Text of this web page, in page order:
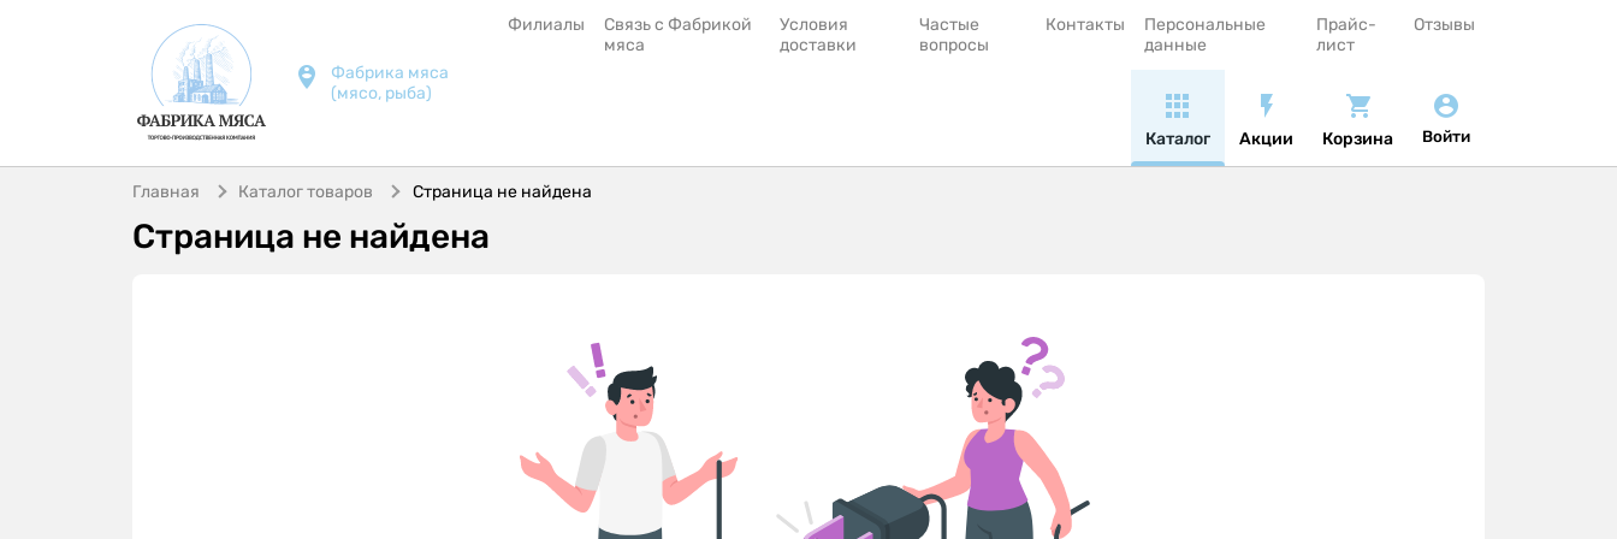
Фабрика мяса
(мясо, рыба)
Филиалы
Связь с Фабрикой
мяса
Условия
доставки
Частые
вопросы
Контакты
Персональные
данные
Прайс-
лист
Отзывы
Каталог Акции Корзина Войти
Главная Каталог товаров Страница не найдена
Страница не найдена